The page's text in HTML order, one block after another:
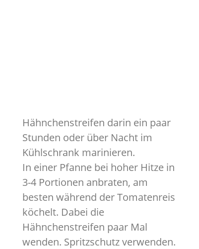
Hähnchenstreifen darin ein paar
Stunden oder über Nacht im
Kühlschrank marinieren.
In einer Pfanne bei hoher Hitze in
3-4 Portionen anbraten, am
besten während der Tomatenreis
köchelt. Dabei die
Hähnchenstreifen paar Mal
wenden. Spritzschutz verwenden.